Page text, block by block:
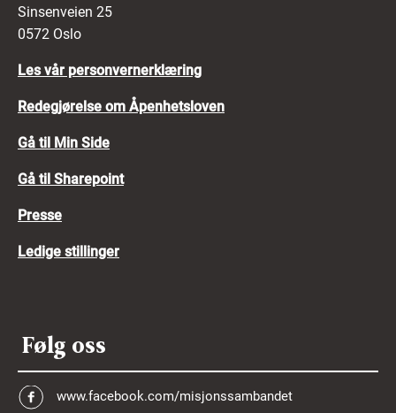
Sinsenveien 25
0572 Oslo
Les vår personvernerklæring
Redegjørelse om Åpenhetsloven
Gå til Min Side
Gå til Sharepoint
Presse
Ledige stillinger
Følg oss
www.facebook.com/misjonssambandet